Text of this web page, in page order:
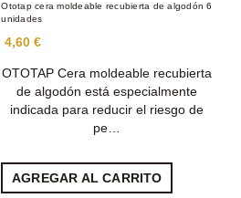
Ototap cera moldeable recubierta de algodón 6
unidades
4,60 €
OTOTAP Cera moldeable recubierta
de algodón está especialmente
indicada para reducir el riesgo de
pe…
AGREGAR AL CARRITO